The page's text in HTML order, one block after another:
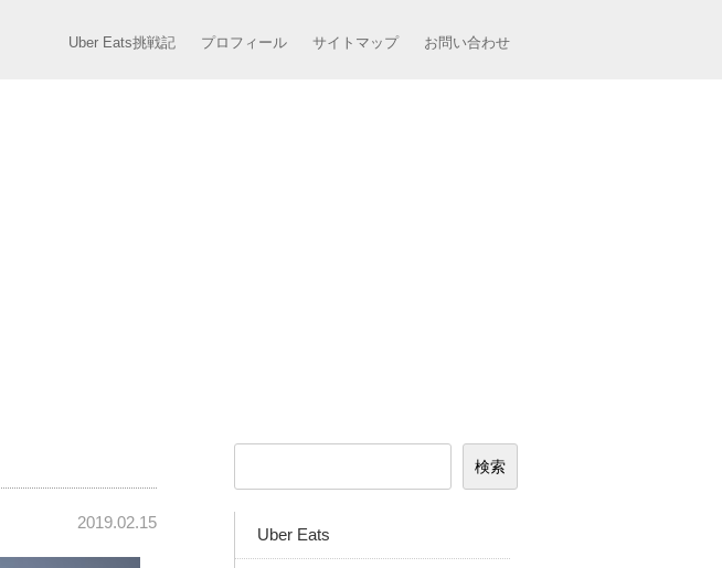
Uber Eats挑戦記 プロフィール サイトマップ お問い合わせ
2019.02.15
Uber Eats